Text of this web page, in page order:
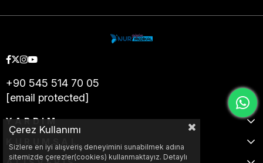
+90 545 514 70 05
[email protected]
YARDIM
Çerez Kullanımı
Sizlere en iyi alışveriş deneyimini sunabilmek adına
sitemizde çerezler(cookies) kullanmaktayız. Detaylı